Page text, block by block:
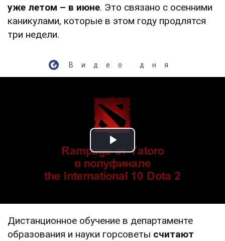
уже летом – в июне. Это связано с осенними
каникулами, которые в этом году продлятся
три недели.
Видео дня
Play Video
Дистанционное обучение в департаменте
образования и науки горсоветы считают